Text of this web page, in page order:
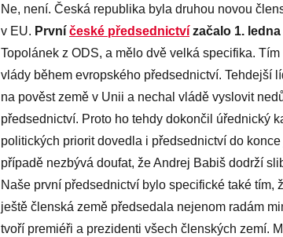
Ne, není. Česká republika byla druhou novou
v EU. První české předsednictví začalo 1. ledna
Topolánek z ODS, a mělo dvě velká specifika.
vlády během evropského předsednictví. Tehdejší
na pověst země v Unii a nechal vládě vyslovit
předsednictví. Proto ho tehdy dokončil úřednický
politických priorit dovedla i předsednictví do
případě nezbývá doufat, že Andrej Babiš dodrží
Naše první předsednictví bylo specifické také tím,
ještě členská země předsedala nejenom radám
tvoří premiéři a prezidenti všech členských zemí.